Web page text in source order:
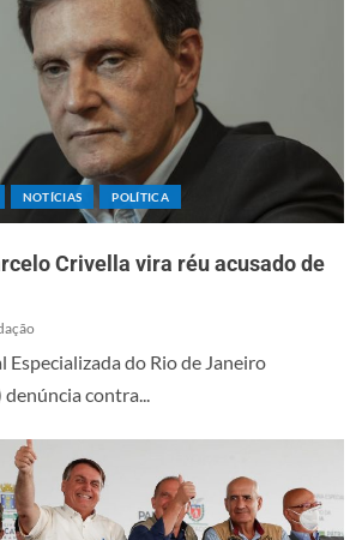
NOTÍCIAS POLÍTICA
Crivella vira réu acusado de
Especializada do Rio de Janeiro
contra...